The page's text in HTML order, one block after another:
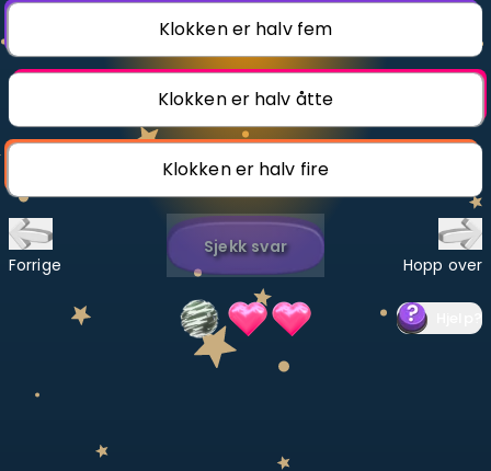
Bestill privatundervisning
Inviter en venn
Velg læreplan
Klokken er halv fem
Klokken er halv åtte
Klokken er halv fire
Forrige
Sjekk svar
Hopp over
?